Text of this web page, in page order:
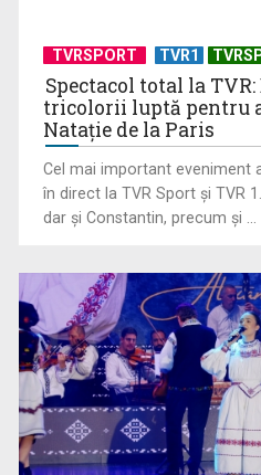
preferinţelor ...
TVRSPORT TVR1
Spectacol total la
tricolorii luptă pentru
Natație de la Paris
Cel mai important eveniment
în direct la TVR Sport şi TVR
dar şi Constantin, precum şi ...